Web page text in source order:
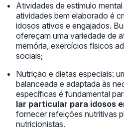
Atividades de estímulo
atividades bem elaborado é
idosos ativos e engajados.
ofereçam uma variedade de
memória, exercícios físicos
sociais;
Nutrição e dietas especiais:
balanceada e adaptada às
específicas é fundamental
lar particular para idosos
fornecer refeições nutritivas
nutricionistas.